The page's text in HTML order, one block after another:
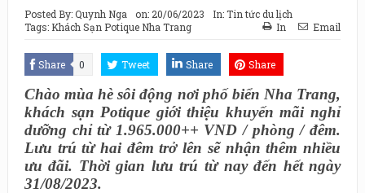
Posted By:Quynh Nga on: 20/06/2023 In:Tin tức du lịch
Tags: Khách Sạn Potique Nha Trang In Email
Share 0 Tweet Share Share
Chào mùa hè sôi động nơi phố biển Nha Trang,
khách sạn Potique giới thiệu khuyến mãi nghỉ
dưỡng chỉ từ 1.965.000++ VND / phòng / đêm.
Lưu trú từ hai đêm trở lên sẽ nhận thêm nhiều
ưu đãi. Thời gian lưu trú từ nay đến hết ngày
31/08/2023.